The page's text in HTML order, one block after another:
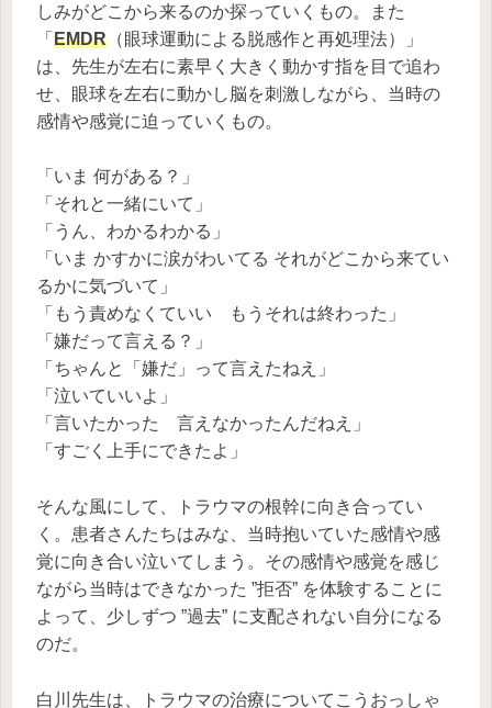
しみがどこから来るのか探っていくもの。また
「 EMDR （眼球運動による脱感作と再処理法）」
は、先生が左右に素早く大きく動かす指を目で追わ
せ、眼球を左右に動かし脳を刺激しながら、当時の
感情や感覚に迫っていくもの。
「いま 何がある？」
「それと一緒にいて」
「うん、わかるわかる」
「いま かすかに涙がわいてる それがどこから来てい
るかに気づいて」
「もう責めなくていい もうそれは終わった」
「嫌だって言える？」
「ちゃんと「嫌だ」って言えたねえ」
「泣いていいよ」
「言いたかった 言えなかったんだねえ」
「すごく上手にできたよ」
そんな風にして、トラウマの根幹に向き合ってい
く。患者さんたちはみな、当時抱いていた感情や感
覚に向き合い泣いてしまう。その感情や感覚を感じ
ながら当時はできなかった ”拒否” を体験することに
よって、少しずつ ”過去” に支配されない自分になる
のだ。
白川先生は、トラウマの治療についてこうおっしゃ